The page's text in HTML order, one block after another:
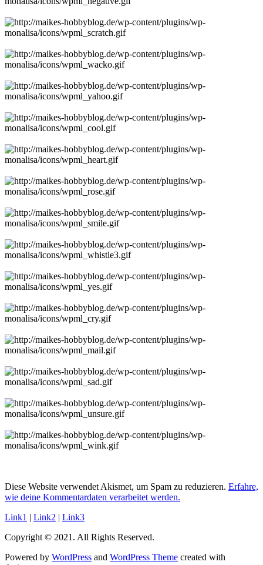
Diese Website verwendet Akismet, um Spam zu reduzieren. Erfahre,
wie deine Kommentardaten verarbeitet werden.
Link1 | Link2 | Link3
Copyright © 2021. All Rights Reserved.
Powered by WordPress and WordPress Theme created with